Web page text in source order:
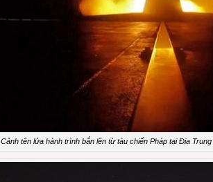
Cảnh tên lửa hành trình bắn lên từ tàu chiến Pháp tại Địa